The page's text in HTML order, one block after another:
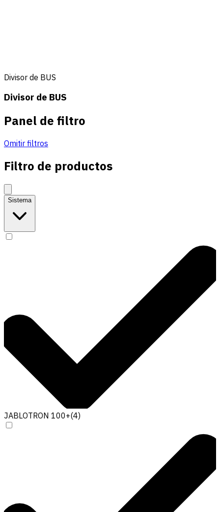
Divisor de BUS
Divisor de BUS
Panel de filtro
Omitir filtros
Filtro de productos
Sistema
JABLOTRON 100+(4)